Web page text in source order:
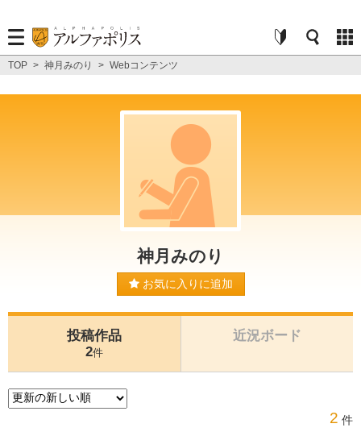
TOP > 神月みのり > Webコンテンツ
神月みのり
お気に入りに追加
投稿作品
2件
近況ボード
2 件